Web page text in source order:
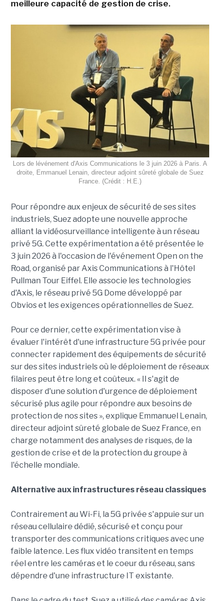
meilleure capacité de gestion de crise.
Lors de lévénement d'Axis Communications le 3 juin 2026 à Paris. A
droite, Emmanuel Lenain, directeur adjoint sûreté globale de Suez
France. (Crédit : H.E.)
Pour répondre aux enjeux de sécurité de ses sites
industriels, Suez adopte une nouvelle approche
alliant la vidéosurveillance intelligente à un réseau
privé 5G. Cette expérimentation a été présentée le
3 juin 2026 à l'occasion de l'événement Open on the
Road, organisé par Axis Communications à l'Hôtel
Pullman Tour Eiffel. Elle associe les technologies
d'Axis, le réseau privé 5G Dome développé par
Obvios et les exigences opérationnelles de Suez.
Pour ce dernier, cette expérimentation vise à
évaluer l'intérêt d'une infrastructure 5G privée pour
connecter rapidement des équipements de sécurité
sur des sites industriels où le déploiement de réseaux
filaires peut être long et coûteux. « Il s'agit de
disposer d'une solution d'urgence de déploiement
sécurisé plus agile pour répondre aux besoins de
protection de nos sites », explique Emmanuel Lenain,
directeur adjoint sûreté globale de Suez France, en
charge notamment des analyses de risques, de la
gestion de crise et de la protection du groupe à
l'échelle mondiale.
Alternative aux infrastructures réseau classiques
Contrairement au Wi-Fi, la 5G privée s'appuie sur un
réseau cellulaire dédié, sécurisé et conçu pour
transporter des communications critiques avec une
faible latence. Les flux vidéo transitent en temps
réel entre les caméras et le coeur du réseau, sans
dépendre d'une infrastructure IT existante.